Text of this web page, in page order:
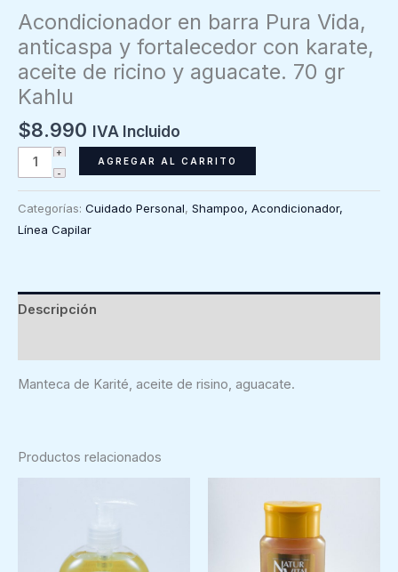
Acondicionador en barra Pura Vida,
anticaspa y fortalecedor con karate,
aceite de ricino y aguacate. 70 gr
Kahlu
$8.990 IVA Incluido
Acondicionador
en
fortalecedor
de
aguacate.
70
AGREGAR AL CARRITO
Categorías: Cuidado Personal, Shampoo, Acondicionador,
Línea Capilar
Descripción
Manteca de Karité, aceite de risino, aguacate.
Productos relacionados